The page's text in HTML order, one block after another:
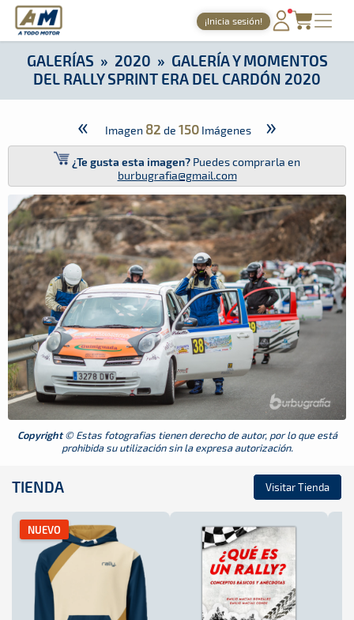
A Todo Motor · Revista del motor desde 1999
¡Inicia sesión!
PORTADA
TIEMPOS ONLINE
AGENDA
TIENDA
ARCHIVO
A Todo Motor Galería y Momentos del
GALERÍAS » 2020 » GALERÍA Y MOMENTOS
DEL RALLY SPRINT ERA DEL CARDÓN 2020
« Imagen 82 de 150 Imágenes »
¿Te gusta esta imagen? Puedes comprarla en
burbugrafia@gmail.com
Copyright© Estas fotografias tienen derecho de autor, por lo que está
prohibida su utilización sin la expresa autorización.
TIENDA Visitar Tienda
NUEVO